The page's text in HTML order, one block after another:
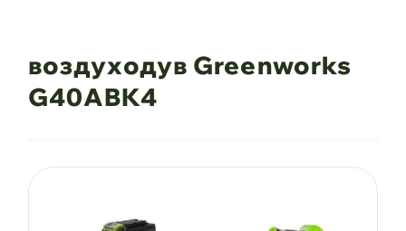
воздуходув Greenworks
G40ABK4